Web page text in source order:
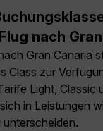
nach
Gran Canaria
Class zur
Light, Classic
in Leistungen
unterscheiden.